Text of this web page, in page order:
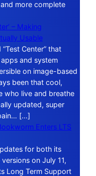
more complete
– Making
Usable
Center” that
and system
on image-based
been that cool,
who live and breathe
updated, super
[…]
Enters LTS
for both its
on July 11,
Long Term Support